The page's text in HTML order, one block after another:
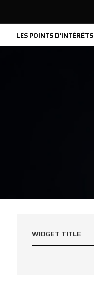
LES POINTS
WIDGET TITLE